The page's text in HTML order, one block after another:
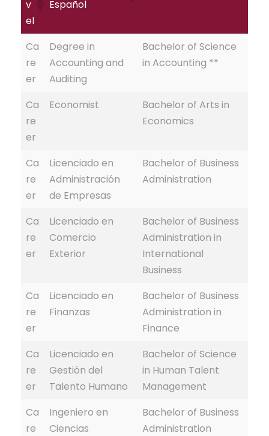
v
el
Español
Ca
re
er
Degree in
Accounting and
Auditing
Bachelor of Science
in Accounting **
Ca
re
er
Economist
Bachelor of Arts in
Economics
Ca
re
er
Licenciado en
Administración
de Empresas
Bachelor of Business
Administration
Ca
re
er
Licenciado en
Comercio
Exterior
Bachelor of Business
Administration in
International
Business
Ca
re
er
Licenciado en
Finanzas
Bachelor of Business
Administration in
Finance
Ca
re
er
Licenciado en
Gestión del
Talento Humano
Bachelor of Science
in Human Talent
Management
Ca
re
Ingeniero en
Ciencias
Bachelor of Business
Administration